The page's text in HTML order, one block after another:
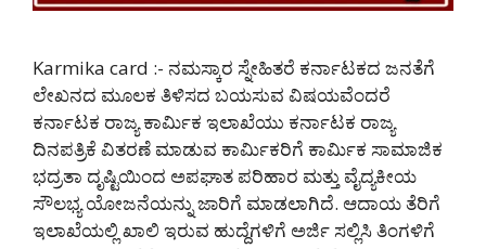
Karmika card :- ನಮಸ್ಕಾರ ಸ್ನೇಹಿತರೆ ಕರ್ನಾಟಕದ ಜನತೆಗೆ
ಲೇಖನದ ಮೂಲಕ ತಿಳಿಸದ ಬಯಸುವ ವಿಷಯವೆಂದರೆ
ಕರ್ನಾಟಕ ರಾಜ್ಯ ಕಾರ್ಮಿಕ ಇಲಾಖೆಯು ಕರ್ನಾಟಕ ರಾಜ್ಯ
ದಿನಪತ್ರಿಕೆ ವಿತರಣೆ ಮಾಡುವ ಕಾರ್ಮಿಕರಿಗೆ ಕಾರ್ಮಿಕ ಸಾಮಾಜಿಕ
ಭದ್ರತಾ ದೃಷ್ಟಿಯಿಂದ ಅಪಘಾತ ಪರಿಹಾರ ಮತ್ತು ವೈದ್ಯಕೀಯ
ಸೌಲಭ್ಯ ಯೋಜನೆಯನ್ನು ಜಾರಿಗೆ ಮಾಡಲಾಗಿದೆ. ಆದಾಯ ತೆರಿಗೆ
ಇಲಾಖೆಯಲ್ಲಿ ಖಾಲಿ ಇರುವ ಹುದ್ದೆಗಳಿಗೆ ಅರ್ಜಿ ಸಲ್ಲಿಸಿ ತಿಂಗಳಿಗೆ